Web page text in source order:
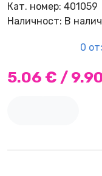
Кат. номер: 401059
Наличност: В
0
5.06 € /